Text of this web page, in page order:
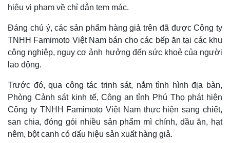
hiệu vi phạm về chỉ dẫn tem mác.
Đáng chú ý, các sản phẩm hàng giả trên đã được Công ty
TNHH Famimoto Việt Nam bán cho các bếp ăn tại các khu
công nghiệp, nguy cơ ảnh hưởng đến sức khoẻ của người
lao động.
Trước đó, qua công tác trinh sát, nắm tình hình địa bàn,
Phòng Cảnh sát kinh tế, Công an tỉnh Phú Thọ phát hiện
Công ty TNHH Famimoto Việt Nam thực hiện sang chiết,
san chia, đóng gói nhiều sản phẩm mì chính, dầu ăn, hạt
nêm, bột canh có dấu hiệu sản xuất hàng giả.